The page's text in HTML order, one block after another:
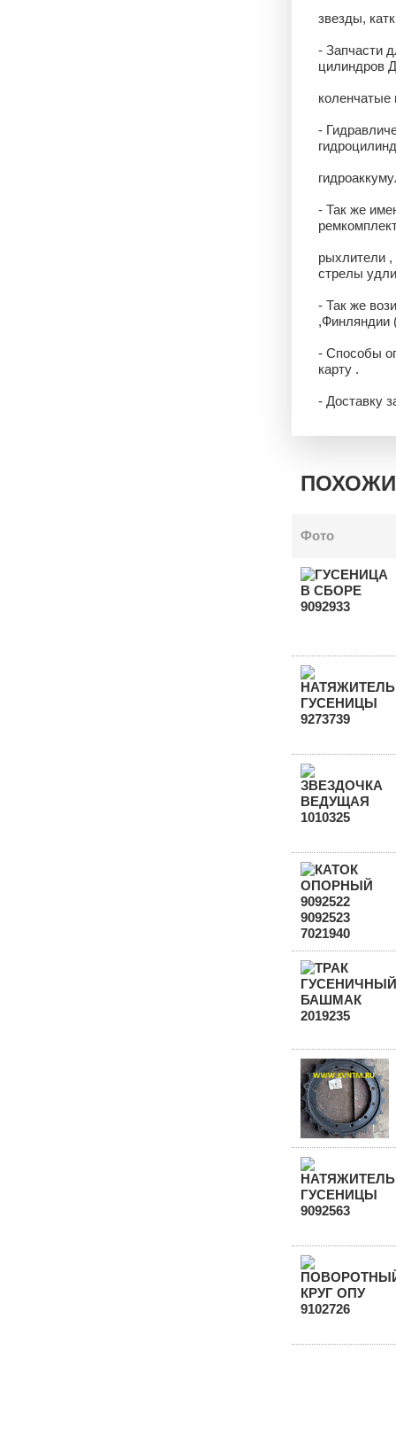
звезды,
- Запчасти
цилиндров
-
- Так же
рыхлители
стрелы
- Так же
,Финляндии
- Способы
карту .
- Доставку
Фото